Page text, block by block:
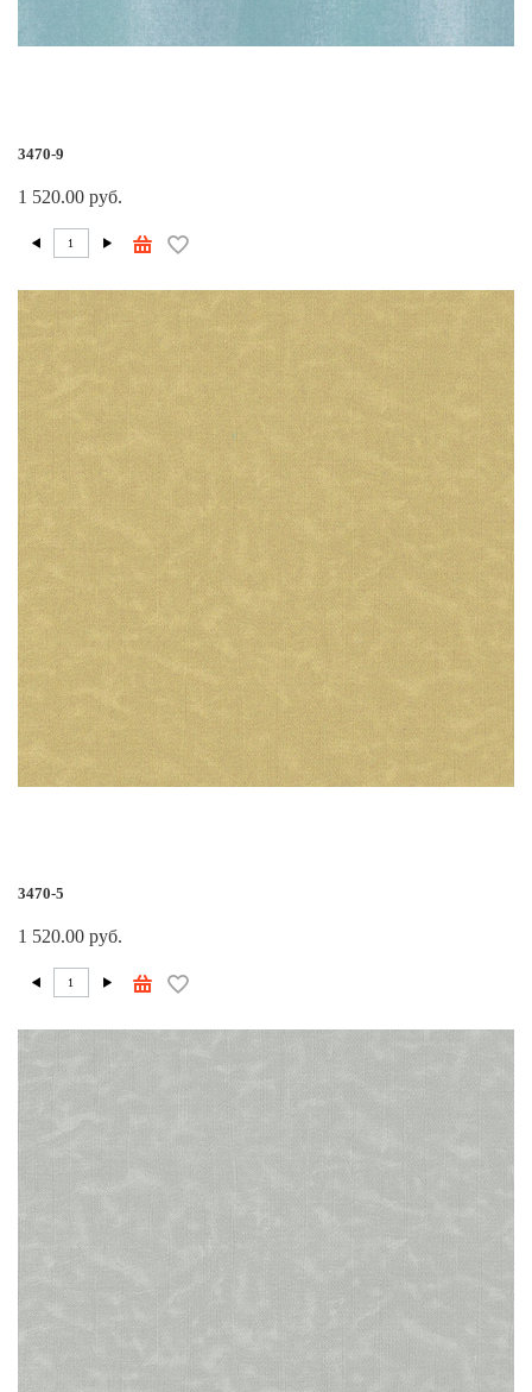
3470-9
1 520.00 руб.
3470-5
1 520.00 руб.